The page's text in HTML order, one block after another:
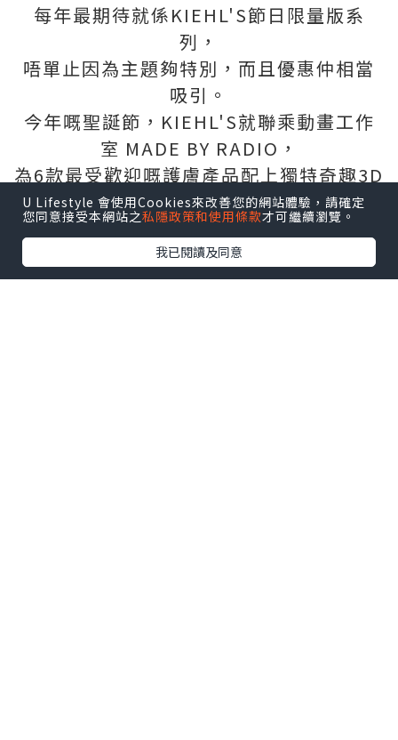
每年最期待就係KIEHL'S節日限量版系
列，
唔單止因為主題夠特別，而且優惠仲相當
吸引。
今年嘅聖誕節，KIEHL'S就聯乘動畫工作
室 MADE BY RADIO，
為6款最受歡迎嘅護膚產品配上獨特奇趣3D
立體畫風，
藉此傳遞關愛信息～
六款護膚產品：
U Lifestyle 會使用Cookies來改善您的網站體驗，請確定
您同意接受本網站之私隱政策和使用條款才可繼續瀏覽。
我已閱讀及同意